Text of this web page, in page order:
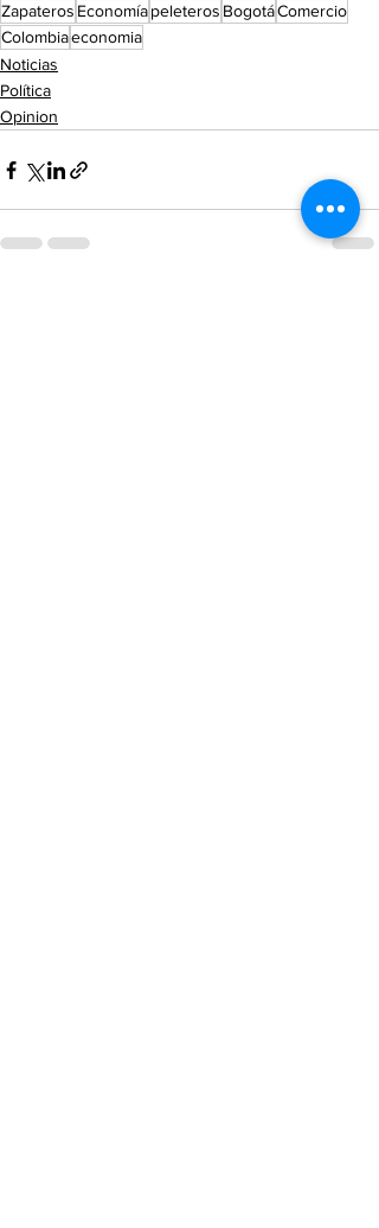
Zapateros Economíapeleteros BogotáComercio
Colombiaeconomia
Noticias
Política
Opinion